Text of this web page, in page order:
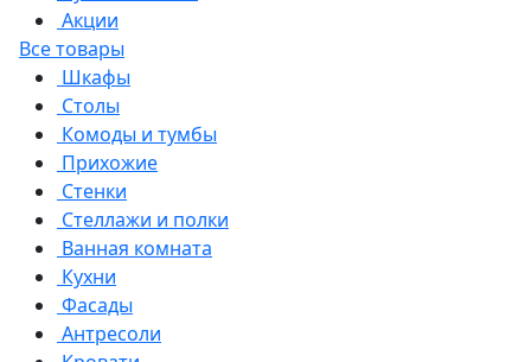
Акции
Все товары
Шкафы
Столы
Комоды и тумбы
Прихожие
Стенки
Стеллажи и полки
Ванная комната
Кухни
Фасады
Антресоли